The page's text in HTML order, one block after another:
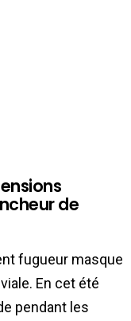
de
fugueur masque
En cet été
pendant les